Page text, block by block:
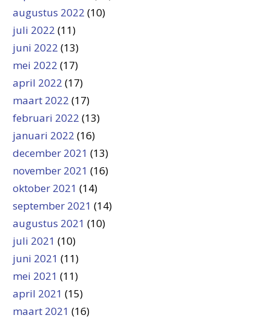
augustus 2022 (10)
juli 2022 (11)
juni 2022 (13)
mei 2022 (17)
april 2022 (17)
maart 2022 (17)
februari 2022 (13)
januari 2022 (16)
december 2021 (13)
november 2021 (16)
oktober 2021 (14)
september 2021 (14)
augustus 2021 (10)
juli 2021 (10)
juni 2021 (11)
mei 2021 (11)
april 2021 (15)
maart 2021 (16)